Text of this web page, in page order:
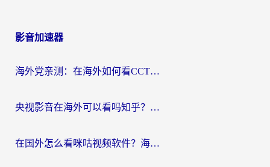
影音加速器
海外党亲测：在海外如何看CCTV？告别“仅限大陆播放”的实用指南
央视影音在海外可以看吗知乎？留学生亲测：3步解决地域限制+追剧自由
在国外怎么看咪咕视频软件？海外党亲测有效的回国加速方案